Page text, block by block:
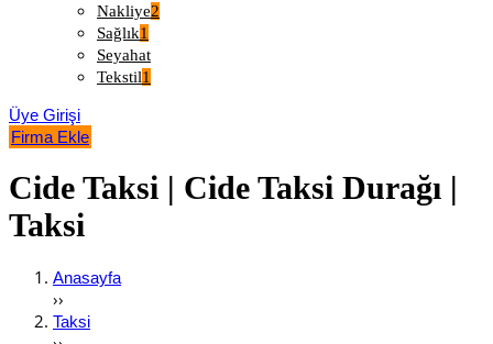
Nakliye2
Sağlık1
Seyahat
Tekstil1
Üye Girişi
Firma Ekle
Cide Taksi | Cide Taksi Durağı |
Taksi
Anasayfa
››
Taksi